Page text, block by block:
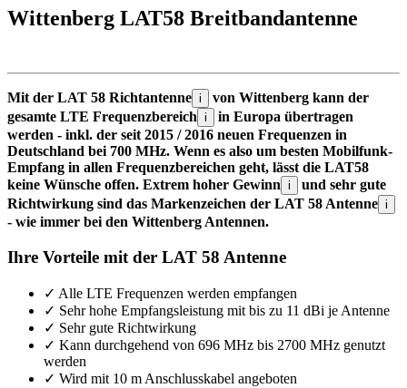
Wittenberg LAT58 Breitbandantenne
Mit der LAT 58 Richtantenne i
von Wittenberg kann der
gesamte LTE Frequenzbereich i
in Europa übertragen
werden - inkl. der seit 2015 / 2016 neuen Frequenzen in
Deutschland bei 700 MHz. Wenn es also um besten Mobilfunk-
Empfang in allen Frequenzbereichen geht, lässt die LAT58
keine Wünsche offen. Extrem hoher Gewinn i
und sehr gute
Richtwirkung sind das Markenzeichen der LAT 58 Antenne i
- wie immer bei den Wittenberg Antennen.
Ihre Vorteile mit der LAT 58 Antenne
✓ Alle LTE Frequenzen werden empfangen
✓ Sehr hohe Empfangsleistung mit bis zu 11 dBi je Antenne
✓ Sehr gute Richtwirkung
✓ Kann durchgehend von 696 MHz bis 2700 MHz genutzt
werden
✓ Wird mit 10 m Anschlusskabel angeboten